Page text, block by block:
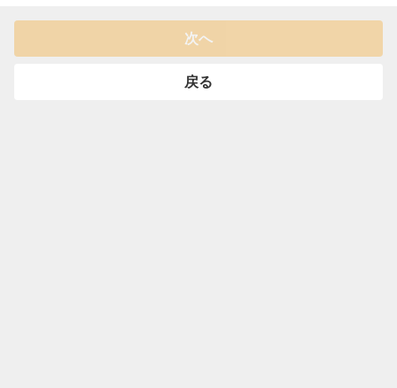
次へ
戻る